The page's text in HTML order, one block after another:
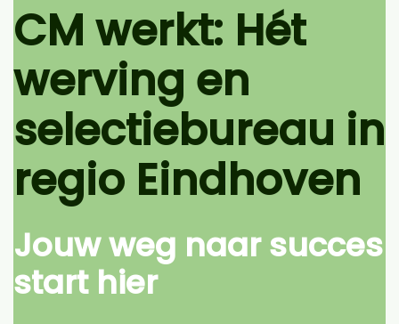
CM werkt: Hét
werving en
selectiebureau in
regio Eindhoven
Jouw weg naar succes
start hier